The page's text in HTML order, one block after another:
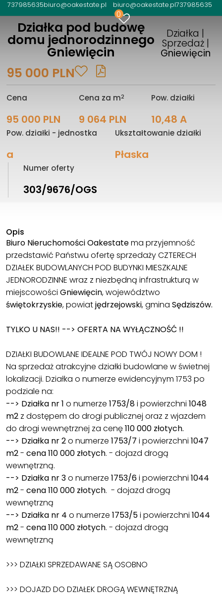
737985635biuro@oakestate.pl biuro@oakestate.pl737985635
0
Działka pod budowę
domu jednorodzinnego
Gniewięcin
Działka |
Sprzedaż |
Gniewięcin
95 000 PLN
Cena
95 000 PLN
Cena za m2
9 064 PLN
Pow. działki
10,48 A
Pow. działki - jednostka
a
Ukształtowanie działki
Płaska
Numer oferty
303/9676/OGS
Opis
Biuro NieruchomościOakestatema przyjemność
przedstawić Państwu ofertę sprzedaży CZTERECH
DZIAŁEK BUDOWLANYCH POD BUDYNKI MIESZKALNE
JEDNORODZINNE wraz z niezbędną infrastrukturą w
miejscowości Gniewięcin, województwo
świętokrzyskie, powiatjędrzejowski, gmina Sędziszów.
TYLKO U NAS!! --> OFERTA NA WYŁĄCZNOŚĆ !!
DZIAŁKI BUDOWLANE IDEALNE POD TWÓJ NOWY DOM !
Na sprzedaż atrakcyjne działki budowlane w świetnej
lokalizacji. Działka o numerze ewidencyjnym 1753 po
podziale na:
--> Działka nr 1 o numerze 1753/8i powierzchni 1048
m2 z dostępem do drogi publicznej oraz z wjazdem
do drogi wewnętrznej za cenę110 000 złotych.
--> Działka nr 2o numerze 1753/7 i powierzchni 1047
m2- cena 110 000 złotych. - dojazd drogą
wewnętrzną.
--> Działka nr 3o numerze 1753/6i powierzchni 1044
m2- cena 110 000 złotych. - dojazd drogą
wewnętrzną
--> Działka nr 4 o numerze 1753/5i powierzchni 1044
m2- cena 110 000 złotych. - dojazd drogą
wewnętrzną
>>> DZIAŁKI SPRZEDAWANE SĄ OSOBNO
>>> DOJAZD DO DZIAŁEK DROGĄ WEWNĘTRZNĄ